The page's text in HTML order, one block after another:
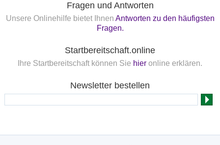
Fragen und Antworten
Unsere Onlinehilfe bietet Ihnen Antworten zu den häufigsten
Fragen.
Startbereitschaft.online
Ihre Startbereitschaft können Sie hier online erklären.
Newsletter bestellen